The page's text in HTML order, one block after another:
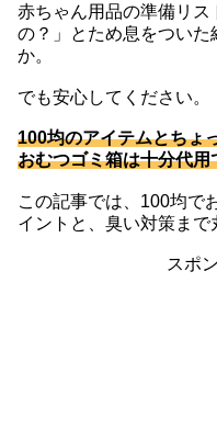
赤ちゃん用品の準備リ
の？」とため息をついた
か。
でも安心してください。
100均のアイテムとちょ
おむつゴミ箱は十分代用
この記事では、100均で
イントと、臭い対策まで
スポ